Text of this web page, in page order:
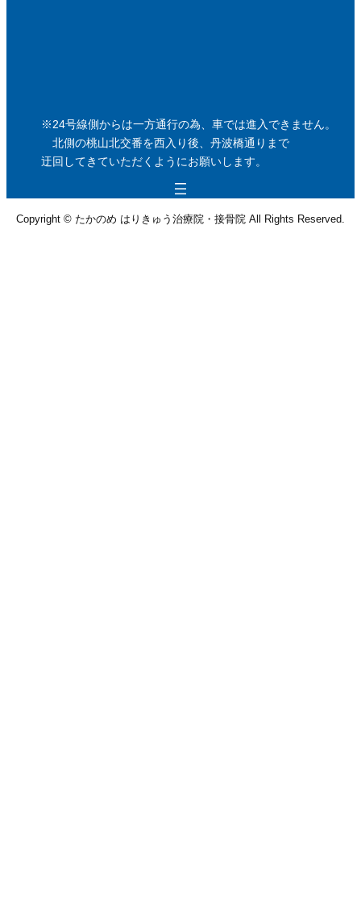
※24号線側からは一方通行の為、車では進入できません。
北側の桃山北交番を西入り後、丹波橋通りまで
迂回してきていただくようにお願いします。
Copyright © たかのめ はりきゅう治療院・接骨院 All Rights Reserved.